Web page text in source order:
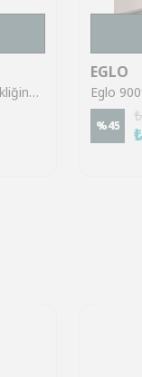
Eglo 91243 "GEO" 35 Cm Yüksekliğinde Masa Lambası
EGLO
%45